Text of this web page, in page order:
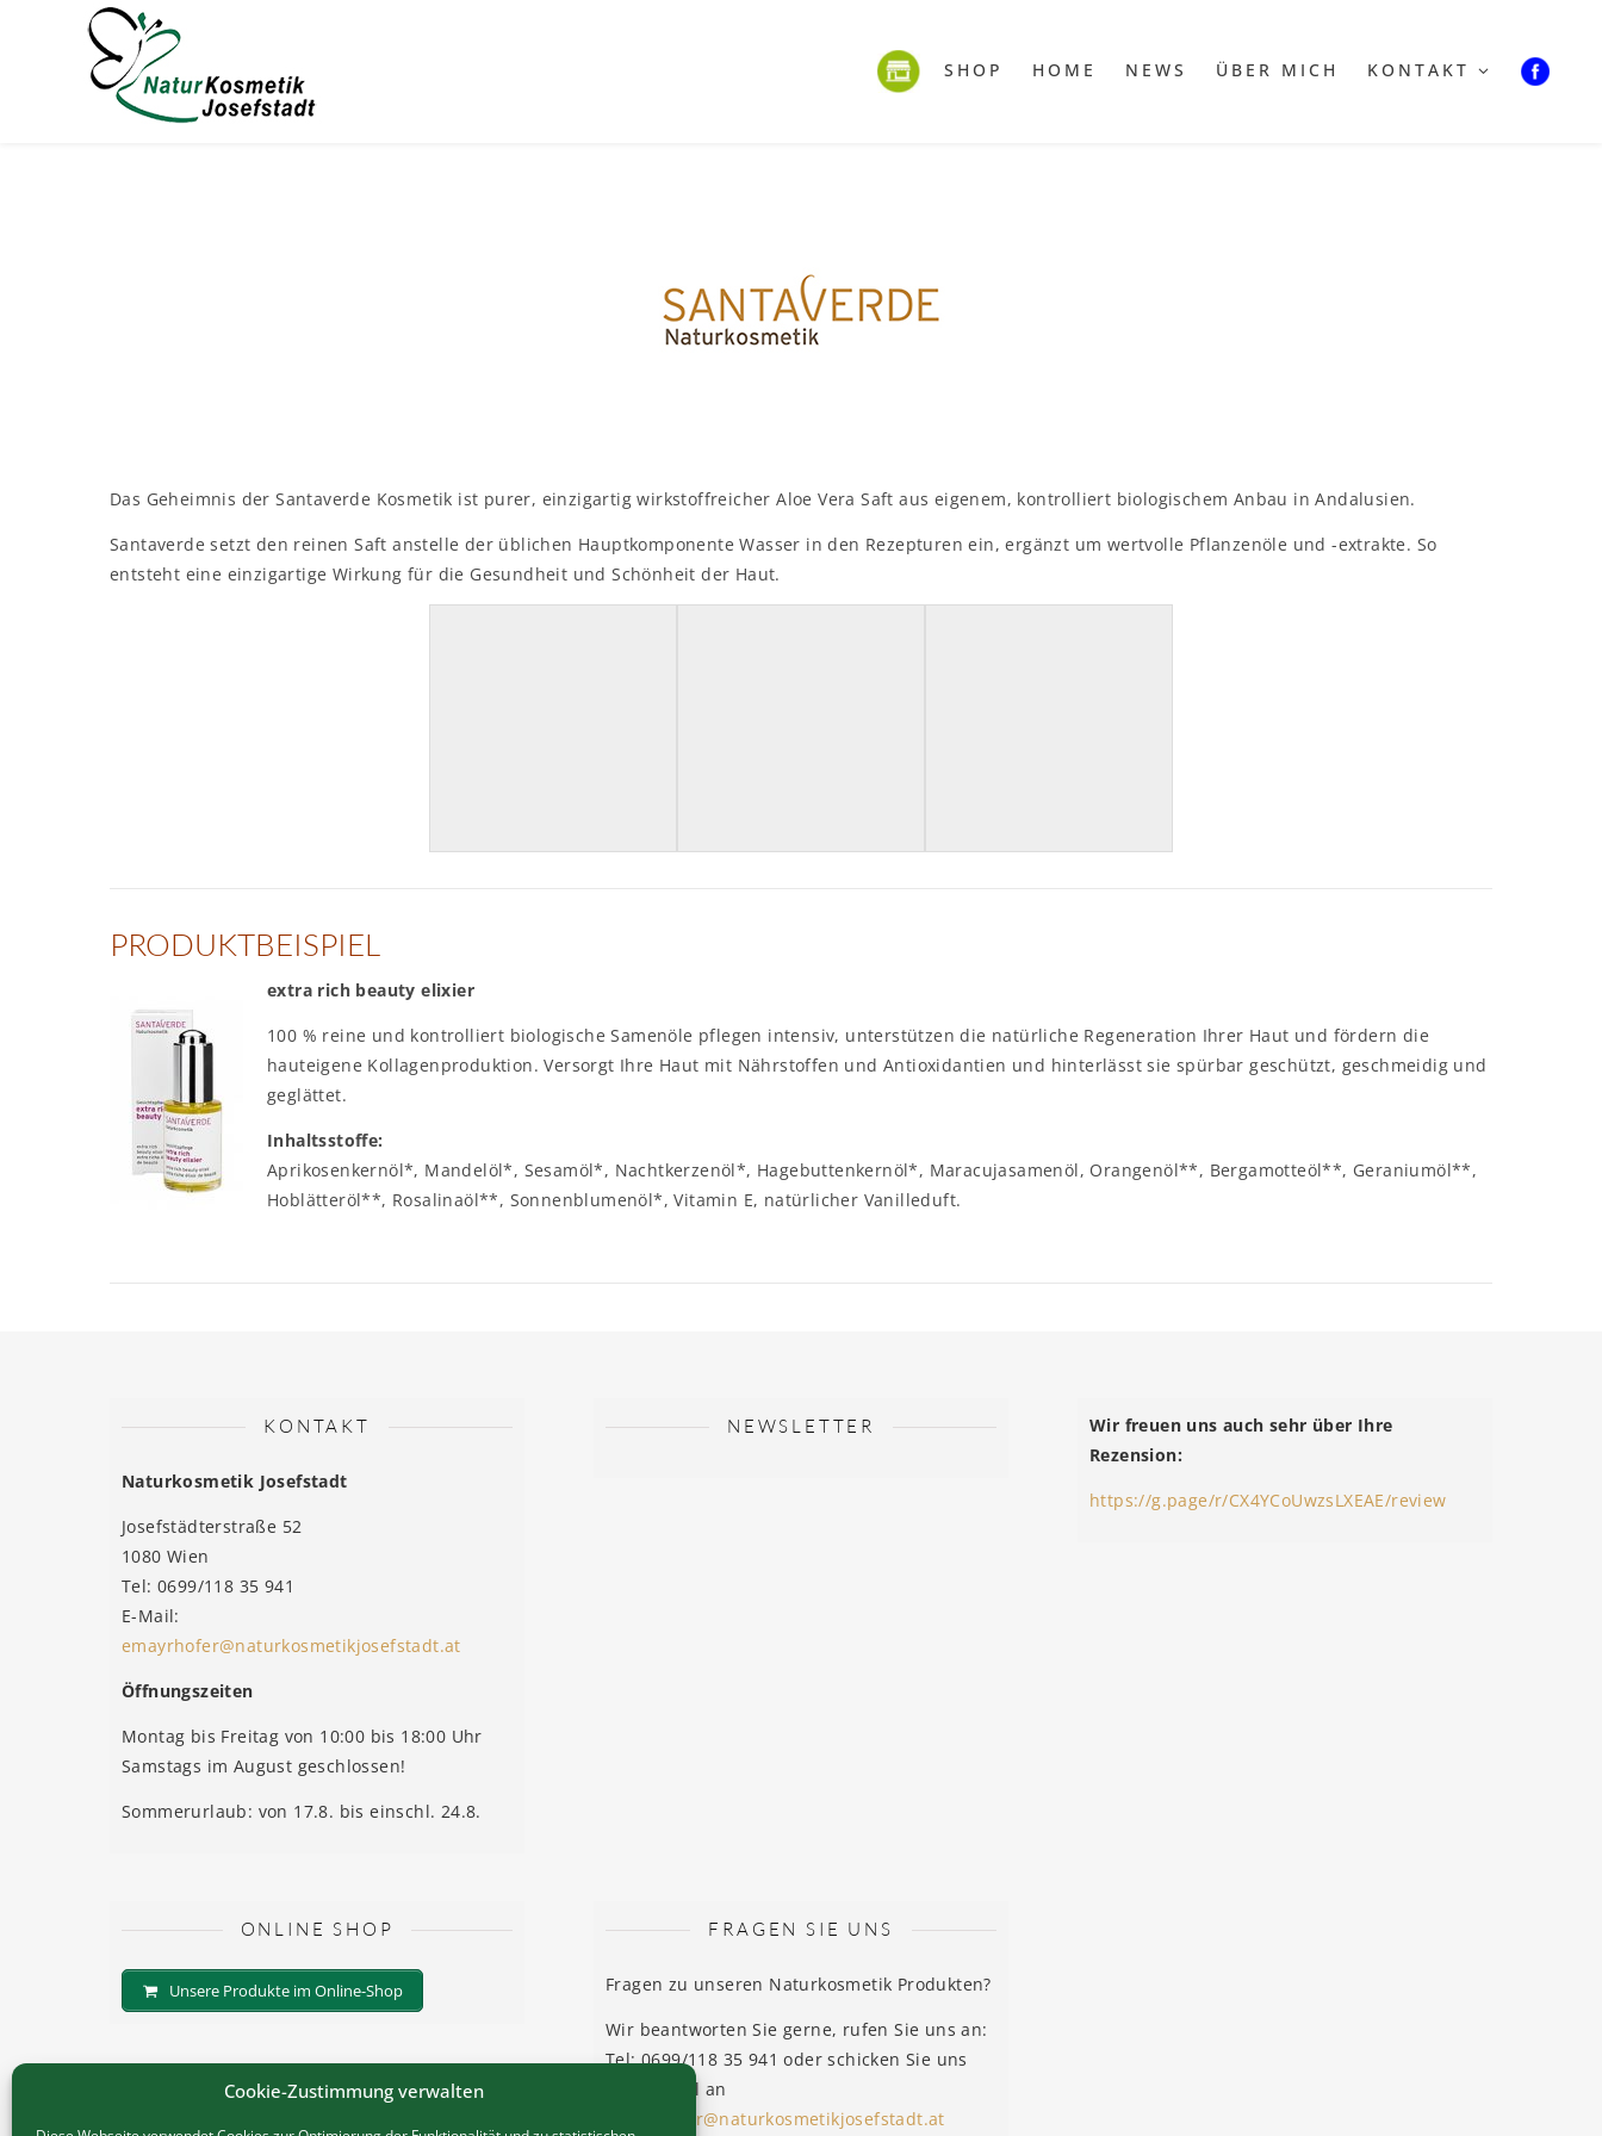
Cookie-Zustimmung verwalten
SHOP HOME NEWS ÜBER MICH KONTAKT
Das Geheimnis der Santaverde Kosmetik ist purer, einzigartig wirkstoffreicher Aloe Vera Saft aus eigenem, kontrolliert biologischem Anbau in Andalusien.
Santaverde setzt den reinen Saft anstelle der üblichen Hauptkomponente Wasser in den Rezepturen ein, ergänzt um wertvolle Pflanzenöle und -extrakte. So
entsteht eine einzigartige Wirkung für die Gesundheit und Schönheit der Haut.
PRODUKTBEISPIEL
extra rich beauty elixier
100 % reine und kontrolliert biologische Samenöle pflegen intensiv, unterstützen die natürliche Regeneration Ihrer Haut und fördern die
hauteigene Kollagenproduktion. Versorgt Ihre Haut mit Nährstoffen und Antioxidantien und hinterlässt sie spürbar geschützt, geschmeidig und
geglättet.
Inhaltsstoffe:
Aprikosenkernöl*, Mandelöl*, Sesamöl*, Nachtkerzenöl*, Hagebuttenkernöl*, Maracujasamenöl, Orangenöl**, Bergamotteöl**, Geraniumöl**,
Hoblätteröl**, Rosalinaöl**, Sonnenblumenöl*, Vitamin E, natürlicher Vanilleduft.
KONTAKT
Naturkosmetik Josefstadt
Josefstädterstraße 52
1080 Wien
Tel: 0699/118 35 941
E-Mail:
emayrhofer@naturkosmetikjosefstadt.at
Öffnungszeiten
Montag bis Freitag von 10:00 bis 18:00 Uhr
Samstags im August geschlossen!
Sommerurlaub: von 17.8. bis einschl. 24.8.
NEWSLETTER
Wir freuen uns auch sehr über Ihre
Rezension:
https://g.page/r/CX4YCoUwzsLXEAE/review
ONLINE SHOP
Unsere Produkte im Online-Shop
FRAGEN SIE UNS
Fragen zu unseren Naturkosmetik Produkten?
Wir beantworten Sie gerne, rufen Sie uns an:
Tel: 0699/118 35 941 oder schicken Sie uns
eine E-Mail an
emayrhofer@naturkosmetikjosefstadt.at